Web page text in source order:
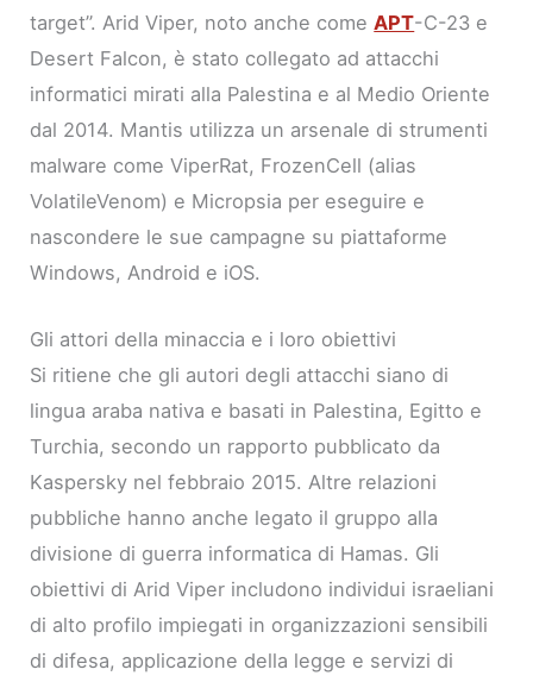
target”. Arid Viper, noto anche comeAPT-C-23 e
Desert Falcon, è stato collegato ad attacchi
informatici mirati alla Palestina e al Medio Oriente
dal 2014. Mantis utilizza un arsenale di strumenti
malware come ViperRat, FrozenCell (alias
VolatileVenom) e Micropsia per eseguire e
nascondere le sue campagne su piattaforme
Windows, Android e iOS.
Gli attori della minaccia e i loro obiettivi
Si ritiene che gli autori degli attacchi siano di
lingua araba nativa e basati in Palestina, Egitto e
Turchia, secondo un rapporto pubblicato da
Kaspersky nel febbraio 2015. Altre relazioni
pubbliche hanno anche legato il gruppo alla
divisione di guerra informatica di Hamas. Gli
obiettivi di Arid Viper includono individui israeliani
di alto profilo impiegati in organizzazioni sensibili
di difesa, applicazione della legge e servizi di